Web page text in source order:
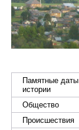
Памятные
истории
Общество
Происшествия